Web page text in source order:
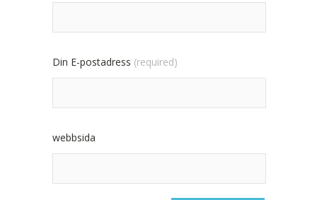
Din E-postadress (required)
webbsida